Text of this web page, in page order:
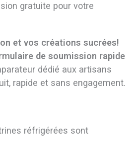
gratuite pour votre
et vos créations sucrées!
de soumission rapide
dédié aux artisans
rapide et sans engagement.
réfrigérées sont